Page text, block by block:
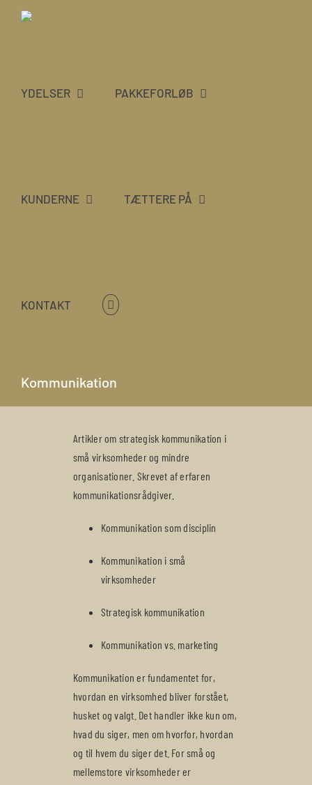
YDELSER PAKKEFORLØB
KUNDERNE TÆTTERE PÅ
KONTAKT
Kommunikation
Artikler om strategisk kommunikation i
små virksomheder og mindre
organisationer. Skrevet af erfaren
kommunikationsrådgiver.
Kommunikation som disciplin
Kommunikation i små
virksomheder
Strategisk kommunikation
Kommunikation vs. marketing
Kommunikation er fundamentet for,
hvordan en virksomhed bliver forstået,
husket og valgt. Det handler ikke kun om,
hvad du siger, men om hvorfor, hvordan
og til hvem du siger det. For små og
mellemstore virksomheder er